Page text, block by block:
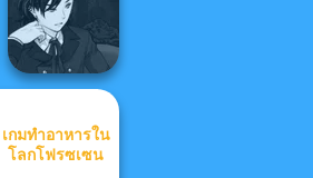
Tokyo Mew Mew
Creator
Manga Creator
Vampire Hunter
เกมทำอาหารใน
โลกโฟรซเซน